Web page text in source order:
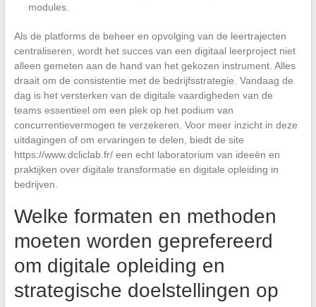
modules.
Als de platforms de beheer en opvolging van de leertrajecten
centraliseren, wordt het succes van een digitaal leerproject niet
alleen gemeten aan de hand van het gekozen instrument. Alles
draait om de consistentie met de bedrijfsstrategie. Vandaag de
dag is het versterken van de digitale vaardigheden van de
teams essentieel om een plek op het podium van
concurrentievermogen te verzekeren. Voor meer inzicht in deze
uitdagingen of om ervaringen te delen, biedt de site
https://www.dcliclab.fr/ een echt laboratorium van ideeën en
praktijken over digitale transformatie en digitale opleiding in
bedrijven.
Welke formaten en methoden
moeten worden geprefereerd
om digitale opleiding en
strategische doelstellingen op